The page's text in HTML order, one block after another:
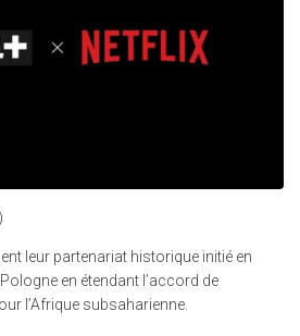
leur partenariat historique initié en
en étendant l’accord de
l’Afrique subsaharienne.